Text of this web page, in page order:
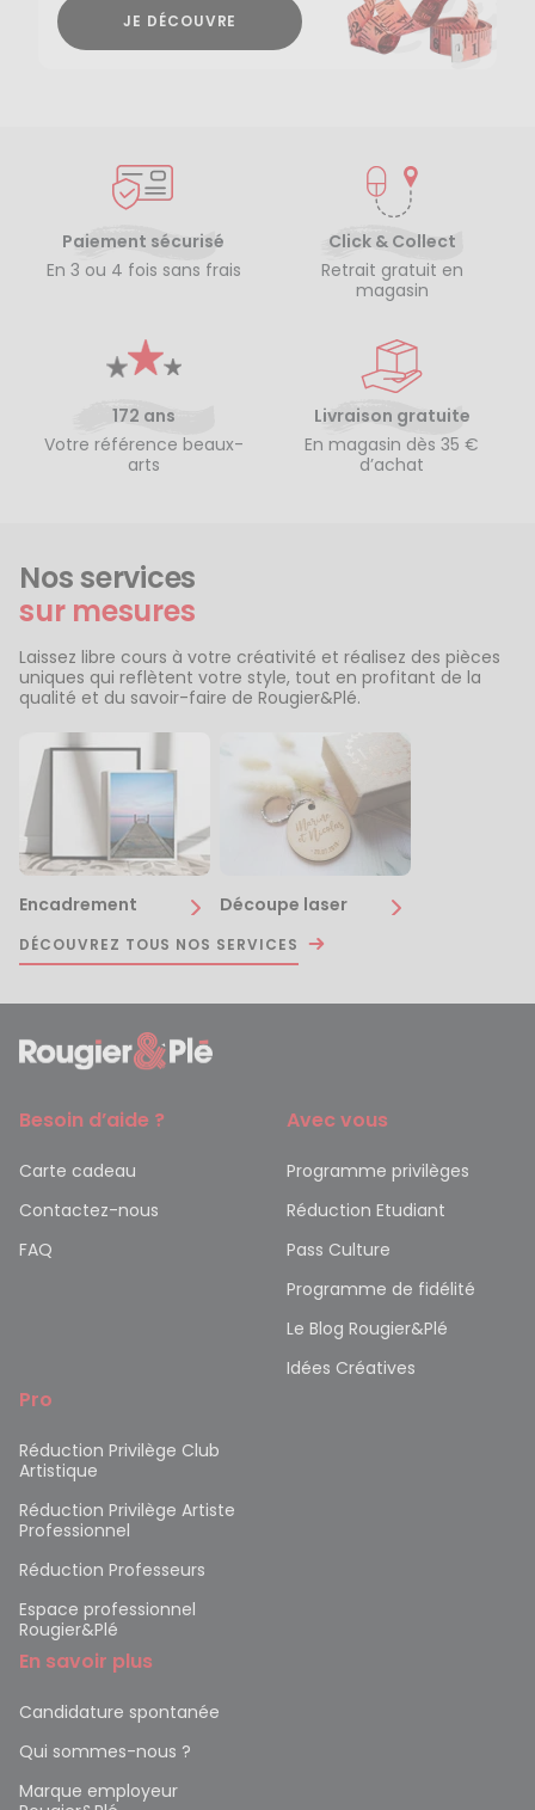
JE DÉCOUVRE
Paiement sécurisé
En 3 ou 4 fois sans frais
Click & Collect
Retrait gratuit en
magasin
172 ans
Votre référence beaux-
arts
Livraison gratuite
En magasin dès 35 €
d’achat
Nos services
sur mesures
Laissez libre cours à votre créativité et réalisez des pièces
uniques qui reflètent votre style, tout en profitant de la
qualité et du savoir-faire de Rougier&Plé.
Encadrement Découpe laser
DÉCOUVREZ TOUS NOS SERVICES
Besoin d’aide ?
Carte cadeau
Contactez-nous
FAQ
Avec vous
Programme privilèges
Réduction Etudiant
Pass Culture
Programme de fidélité
Le Blog Rougier&Plé
Idées Créatives
Pro
Réduction Privilège Club
Artistique
Réduction Privilège Artiste
Professionnel
Réduction Professeurs
Espace professionnel
Rougier&Plé
En savoir plus
Candidature spontanée
Qui sommes-nous ?
Marque employeur